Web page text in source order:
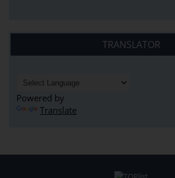
TRANSLATOR
Powered by
Translate